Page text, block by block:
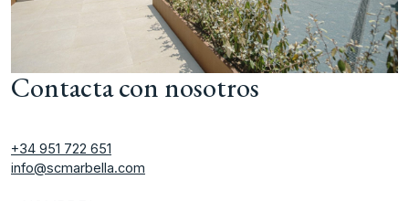
Contacta con nosotros
+34 951 722 651
info@scmarbella.com